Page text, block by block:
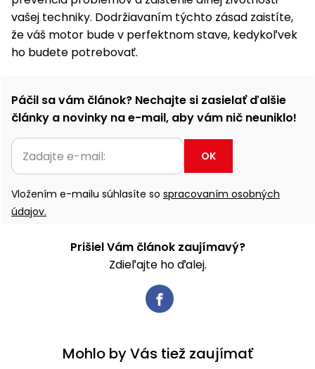
vašej techniky. Dodržiavaním týchto zásad zaistíte,
že váš motor bude v perfektnom stave, kedykoľvek
ho budete potrebovať.
Páčil sa vám článok? Nechajte si zasielať ďalšie
články a novinky na e-mail, aby vám nič neuniklo!
OK
Vložením e-mailu súhlasíte so spracovaním osobných
údajov.
Prišiel Vám článok zaujímavý?
Zdieľajte ho ďalej.
Mohlo by Vás tiež zaujímať